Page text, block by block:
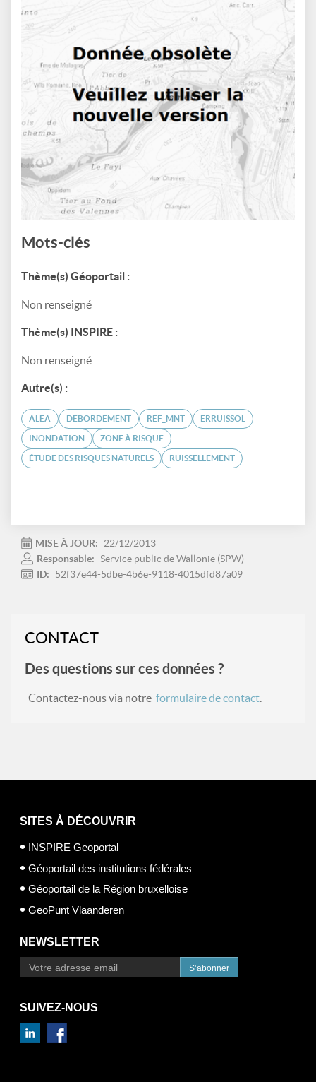
Mots-clés
Thème(s) Géoportail :
Non renseigné
Thème(s) INSPIRE :
Non renseigné
Autre(s) :
ALÉA DÉBORDEMENT REF_MNT ERRUISSOL
INONDATION ZONE À RISQUE
ÉTUDE DES RISQUES NATURELS RUISSELLEMENT
MISE À JOUR:
22/12/2013
Responsable: Service public de Wallonie (SPW)
ID:
52f37e44-5dbe-4b6e-9118-4015dfd87a09
CONTACT
Des questions sur ces données ?
Contactez-nous via notre formulaire de contact.
SITES À DÉCOUVRIR
INSPIRE Geoportal
Géoportail des institutions fédérales
Géoportail de la Région bruxelloise
GeoPunt Vlaanderen
NEWSLETTER
S’abonner
SUIVEZ-NOUS